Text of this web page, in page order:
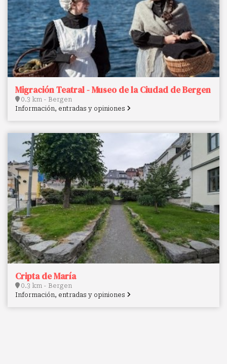
Migración Teatral - Museo de la Ciudad de Bergen
0.3 km - Bergen
Información, entradas y opiniones
Cripta de María
0.3 km - Bergen
Información, entradas y opiniones